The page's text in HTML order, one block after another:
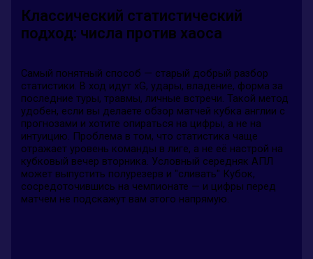
Классический статистический
подход: числа против хаоса
Самый понятный способ — старый добрый разбор
статистики. В ход идут xG, удары, владение, форма за
последние туры, травмы, личные встречи. Такой метод
удобен, если вы делаете обзор матчей кубка англии с
прогнозами и хотите опираться на цифры, а не на
интуицию. Проблема в том, что статистика чаще
отражает уровень команды в лиге, а не её настрой на
кубковый вечер вторника. Условный середняк АПЛ
может выпустить полурезерв и "сливать" Кубок,
сосредоточившись на чемпионате — и цифры перед
матчем не подскажут вам этого напрямую.